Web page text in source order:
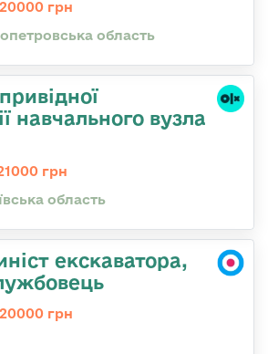
грн
область
навчального вузла
грн
область
екскаватора,
грн